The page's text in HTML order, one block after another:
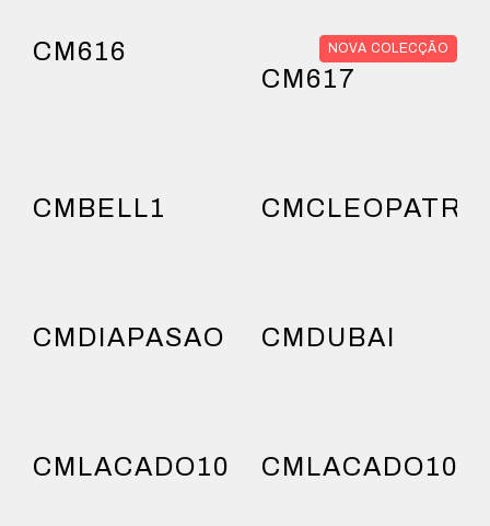
CM616 NOVA COLECÇÃO
CM617
CMBELL1 CMCLEOPATRA
CMDIAPASAO CMDUBAI
CMLACADO104 CMLACADO104